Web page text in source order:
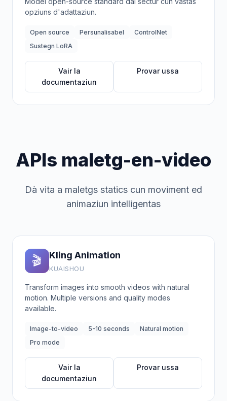
opziuns d'adattaziun.
Open source Persunalisabel
ControlNet
Sustegn LoRA
Vair la
documentaziun
Provar ussa
APIs maletg-en-video
Dà vita a maletgs statics cun moviment ed
animaziun intelligentas
🎬 Kling Animation
KUAISHOU
Transform images into smooth videos with natural
motion. Multiple versions and quality modes
available.
Image-to-video 5-10 seconds
Natural motion
Pro mode
Vair la
documentaziun
Provar ussa